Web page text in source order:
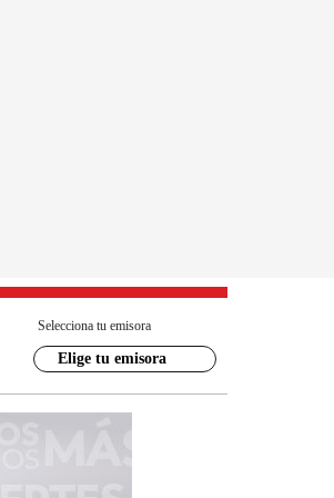
Selecciona tu emisora
Elige tu emisora